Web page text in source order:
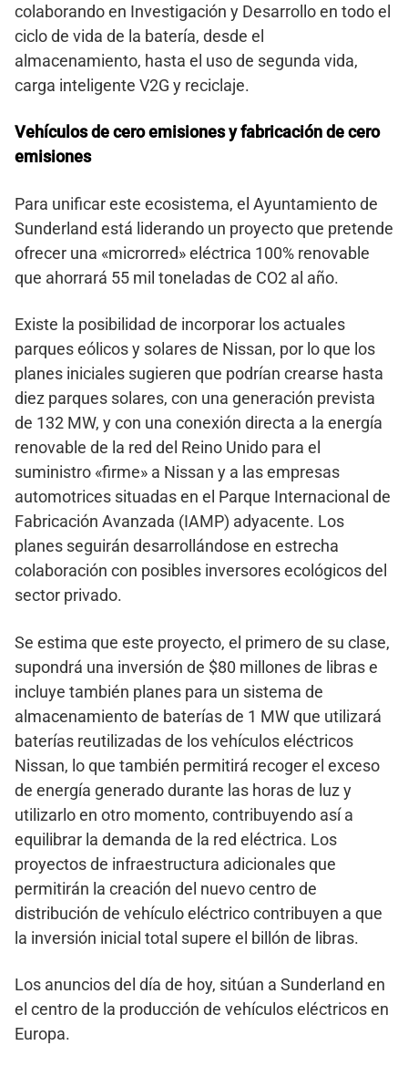
colaborando en Investigación y Desarrollo en todo el
ciclo de vida de la batería, desde el
almacenamiento, hasta el uso de segunda vida,
carga inteligente V2G y reciclaje.
Vehículos de cero emisiones y fabricación de cero
emisiones
Para unificar este ecosistema, el Ayuntamiento de
Sunderland está liderando un proyecto que pretende
ofrecer una «microrred» eléctrica 100% renovable
que ahorrará 55 mil toneladas de CO2 al año.
Existe la posibilidad de incorporar los actuales
parques eólicos y solares de Nissan, por lo que los
planes iniciales sugieren que podrían crearse hasta
diez parques solares, con una generación prevista
de 132 MW, y con una conexión directa a la energía
renovable de la red del Reino Unido para el
suministro «firme» a Nissan y a las empresas
automotrices situadas en el Parque Internacional de
Fabricación Avanzada (IAMP) adyacente. Los
planes seguirán desarrollándose en estrecha
colaboración con posibles inversores ecológicos del
sector privado.
Se estima que este proyecto, el primero de su clase,
supondrá una inversión de $80 millones de libras e
incluye también planes para un sistema de
almacenamiento de baterías de 1 MW que utilizará
baterías reutilizadas de los vehículos eléctricos
Nissan, lo que también permitirá recoger el exceso
de energía generado durante las horas de luz y
utilizarlo en otro momento, contribuyendo así a
equilibrar la demanda de la red eléctrica. Los
proyectos de infraestructura adicionales que
permitirán la creación del nuevo centro de
distribución de vehículo eléctrico contribuyen a que
la inversión inicial total supere el billón de libras.
Los anuncios del día de hoy, sitúan a Sunderland en
el centro de la producción de vehículos eléctricos en
Europa.